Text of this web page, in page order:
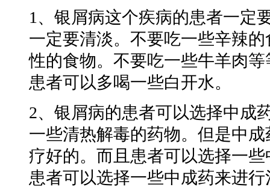
1、银屑病这个疾病的患者一定
一定要清淡。不要吃一些辛辣
性的食物。不要吃一些牛羊肉
患者可以多喝一些白开水。
2、银屑病的患者可以选择中成
一些清热解毒的药物。但是中
疗好的。而且患者可以选择一
患者可以选择一些中成药来进行